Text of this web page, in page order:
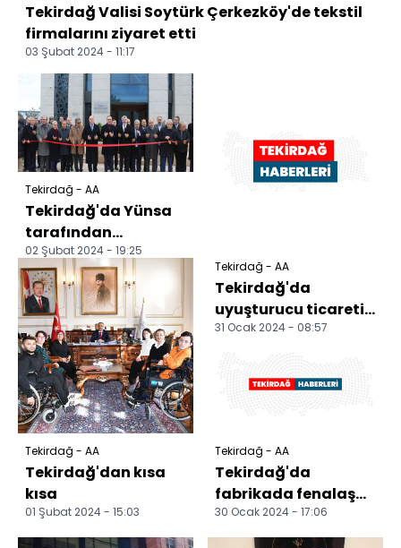
Tekirdağ Valisi Soytürk Çerkezköy'de tekstil
firmalarını ziyaret etti
03 Şubat 2024 - 11:17
Tekirdağ - AA
Tekirdağ'da Yünsa
tarafından
yaptırılan cami
ibadete açıldı
02 Şubat 2024 - 19:25
Tekirdağ - AA
Tekirdağ'dan kısa
kısa
01 Şubat 2024 - 15:03
Tekirdağ - AA
Tekirdağ'da
uyuşturucu ticareti
yaptıkları iddiasıyla
31 Ocak 2024 - 08:57
Tekirdağ - AA
Tekirdağ'da
fabrikada fenalaşan
işçi hayatını
kaybetti
30 Ocak 2024 - 17:06